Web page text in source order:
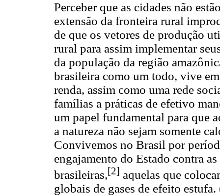
Perceber que as cidades não
extensão da fronteira rural
de que os vetores de produção
rural para assim implementar
da população da região
brasileira como um todo, vive
renda, assim como uma rede
famílias a práticas de efetivo
um papel fundamental para que
a natureza não sejam somente
Convivemos no Brasil por
engajamento do Estado contra
brasileiras,[2] aquelas que
globais de gases de efeito estufa.